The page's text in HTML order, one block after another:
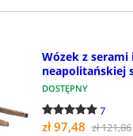
Wózek z
neapolitańskiej
DOSTĘPNY
7
zł 97,48 zł 121,86